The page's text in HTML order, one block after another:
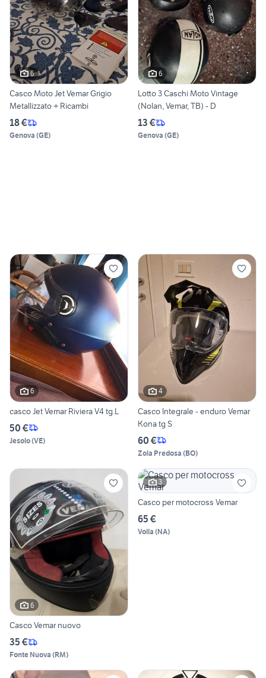
6
Casco Moto Jet Vemar Grigio
Metallizzato + Ricambi
18 €
Genova (GE)
6
Lotto 3 Caschi Moto Vintage
(Nolan, Vemar, TB) - D
13 €
Genova (GE)
6
casco Jet Vemar Riviera V4 tg.L
50 €
Jesolo(VE)
4
Casco Integrale - enduro Vemar
Kona tg S
60 €
Zola Predosa (BO)
6
Casco Vemar nuovo
35 €
Fonte Nuova (RM)
3
Casco per motocross Vemar
65 €
Volla (NA)